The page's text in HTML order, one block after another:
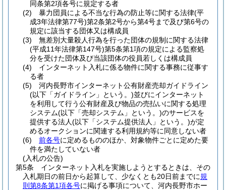
同条第2項各号に規定する者
(2)
暴力団員による不当な行為の防止等に関する法律(平
成3年法律第77号)第2条第2号から第4号まで及び第6号の
規定に該当する団体又は構成員
(3)
無差別大量殺人行為を行った団体の規制に関する法律
(平成11年法律第147号)第5条第1項の規定による監察処
分を受けた団体及び当該団体の役員若しくは構成員
(4)
インターネット入札に係る物件に関する事務に従事す
る者
(5)
河内長野市インターネット公有財産売却ガイドライン
(以下「ガイドライン」という。)並びにインターネット
を利用して行う公有財産及び物品の売払いに関する処理
システム(以下「売却システム」という。)のサービスを
提供する法人(以下「システム提供法人」という。)が定
めるオークションに関連する利用規約等に同意しない者
(6)
前各号に定めるもののほか、対象物件ごとに定めた要
件を満たしていない者
(入札の公告)
第5条
インターネット入札を実施しようとするときは、その
入札期日の前日から起算して、少なくとも20日前までに規
則第8条第1項各号に掲げる事項について、河内長野市ホー